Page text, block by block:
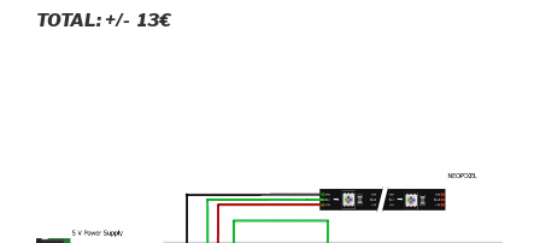
TOTAL: +/- 13€